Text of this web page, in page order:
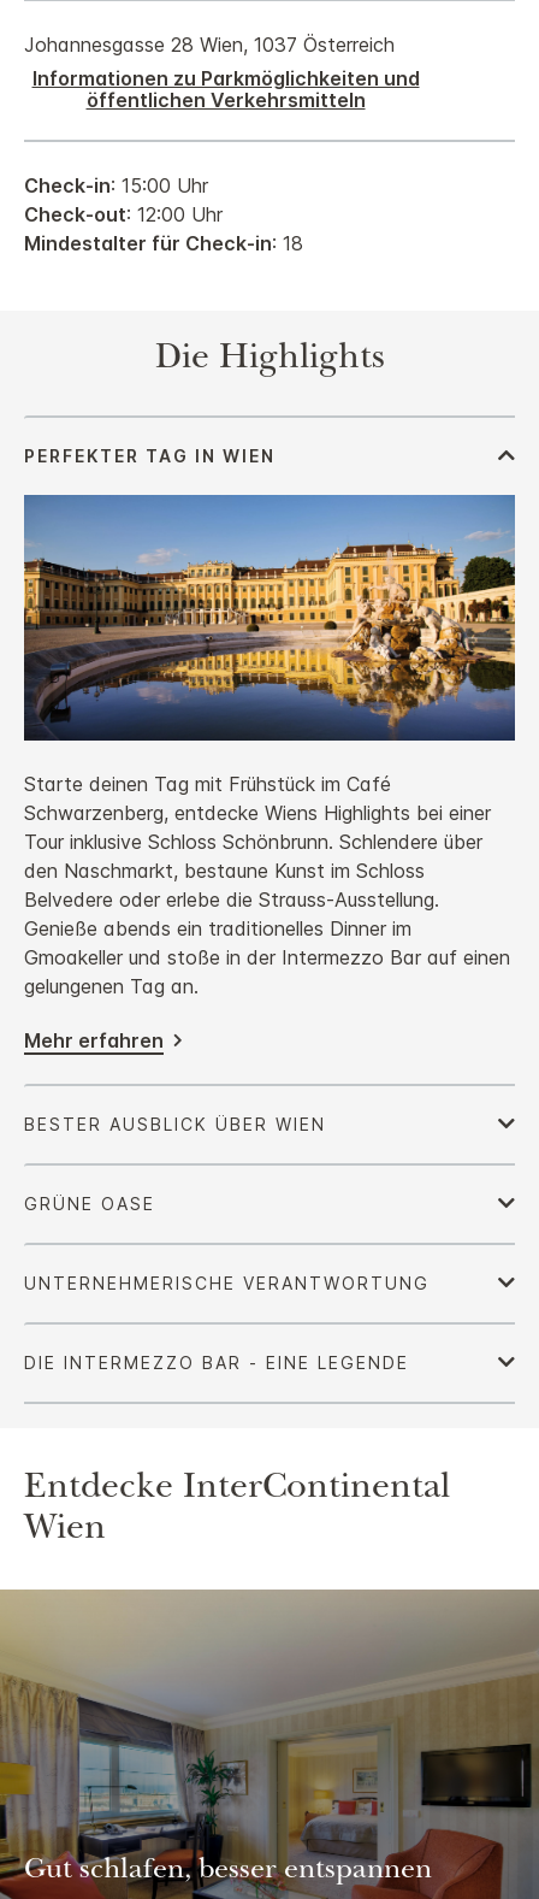
Johannesgasse 28 Wien, 1037 Österreich
Informationen zu Parkmöglichkeiten und
öffentlichen Verkehrsmitteln
Check-in: 15:00 Uhr
Check-out: 12:00 Uhr
Mindestalter für Check-in: 18
Die Highlights
Starte deinen Tag mit Frühstück im Café
Schwarzenberg, entdecke Wiens Highlights bei einer
Tour inklusive Schloss Schönbrunn. Schlendere über
den Naschmarkt, bestaune Kunst im Schloss
Belvedere oder erlebe die Strauss-Ausstellung.
Genieße abends ein traditionelles Dinner im
Gmoakeller und stoße in der Intermezzo Bar auf einen
gelungenen Tag an.
Mehr erfahren
Entdecke InterContinental
Wien
Gut schlafen, besser entspannen